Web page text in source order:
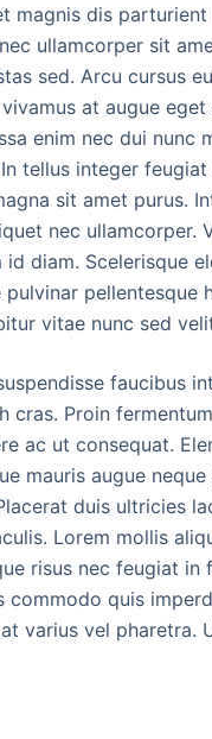
magnis dis
ullamcorper sit
sed. Arcu cursus
at augue
enim nec dui nunc
tellus integer
sit amet purus.
nec ullamcorper.
diam. Scelerisque
pulvinar
vitae nunc sed
faucibus
cras. Proin
ac ut consequat.
mauris augue
duis ultricies
Lorem mollis
risus nec feugiat in
quis
varius vel